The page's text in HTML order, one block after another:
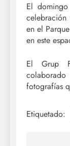
El
en el
en este
El Grup
fotografías
Etiquetado: